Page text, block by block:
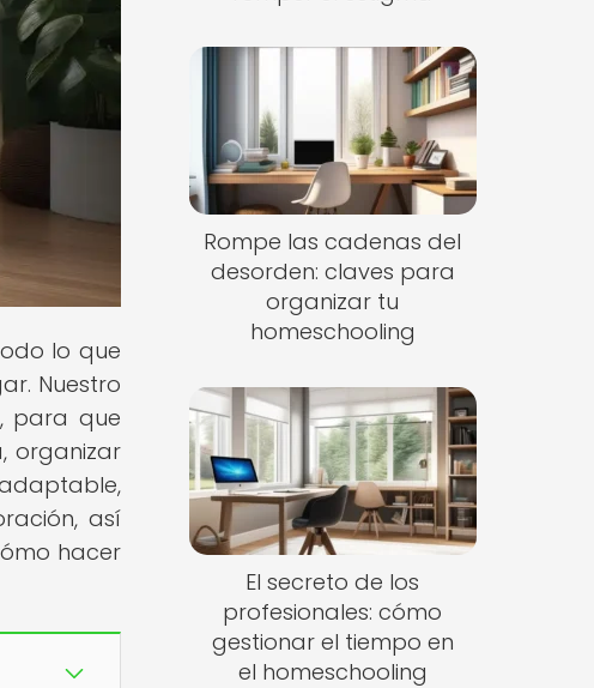
lo que
Nuestro
para que
organizar
así
hacer
Rompe las cadenas del
desorden: claves para
organizar tu
homeschooling
El secreto de los
profesionales: cómo
gestionar el tiempo en
el homeschooling